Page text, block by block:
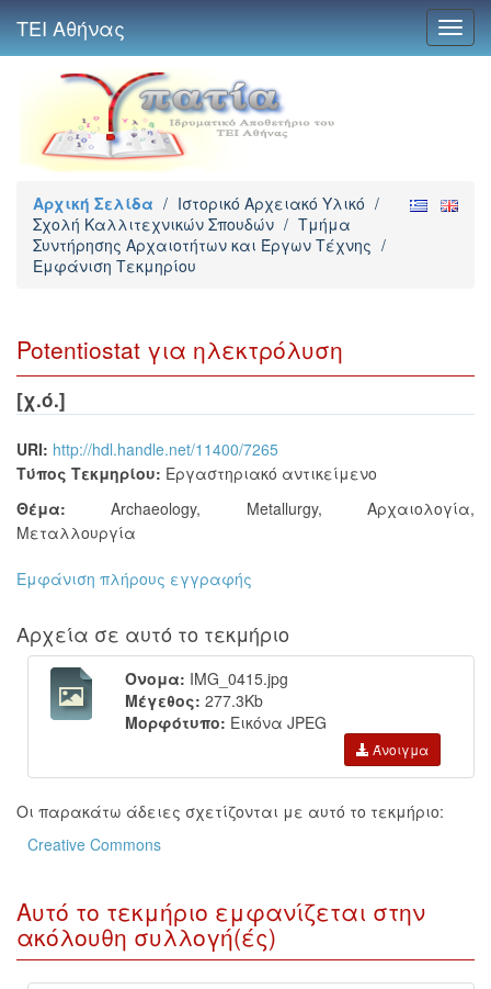
ΤΕΙ Αθήνας
Αρχική Σελίδα / Ιστορικό Αρχειακό Υλικό /
Σχολή Καλλιτεχνικών Σπουδών / Τμήμα
Συντήρησης Αρχαιοτήτων και Έργων Τέχνης /
Εμφάνιση Τεκμηρίου
Potentiostat για ηλεκτρόλυση
[χ.ό.]
URI: http://hdl.handle.net/11400/7265
Τύπος Τεκμηρίου: Εργαστηριακό αντικείμενο
Θέμα:
Archaeology, Metallurgy,Αρχαιολογία,
Μεταλλουργία
Εμφάνιση πλήρους εγγραφής
Αρχεία σε αυτό το τεκμήριο
Όνομα: IMG_0415.jpg
Μέγεθος: 277.3Kb
Μορφότυπο: Εικόνα JPEG
Άνοιγμα
Οι παρακάτω άδειες σχετίζονται με αυτό το τεκμήριο:
Creative Commons
Αυτό το τεκμήριο εμφανίζεται στην
ακόλουθη συλλογή(ές)